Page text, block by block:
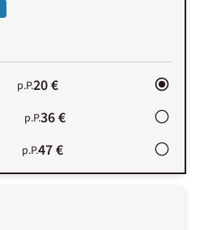
p.P.20 €
p.P.36 €
p.P.47 €